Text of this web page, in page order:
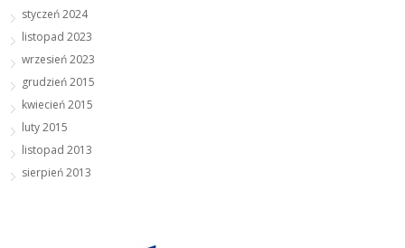
styczeń 2024
listopad 2023
wrzesień 2023
grudzień 2015
kwiecień 2015
luty 2015
listopad 2013
sierpień 2013